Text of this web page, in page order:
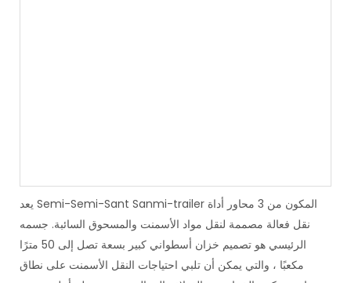
يعد Semi-Semi-Sant Sanmi-trailer المكون من 3 محاور أداة
نقل فعالة مصممة لنقل مواد الأسمنت والمسحوق السائبة. جسمه
الرئيسي هو تصميم خزان أسطواني كبير بسعة تصل إلى 50 مترًا
مكعبًا ، والتي يمكن أن تلبي احتياجات النقل الأسمنت على نطاق